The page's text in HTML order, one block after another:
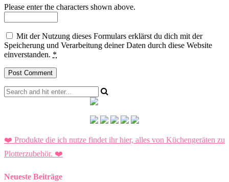
Please enter the characters shown above.
Mit der Nutzung dieses Formulars erklärst du dich mit der
Speicherung und Verarbeitung deiner Daten durch diese Website
einverstanden. *
❤️ Produkte die ich nutze findet ihr hier, alles von Küchengeräten zu
Plotterzubehör. ❤️
Neueste Beiträge